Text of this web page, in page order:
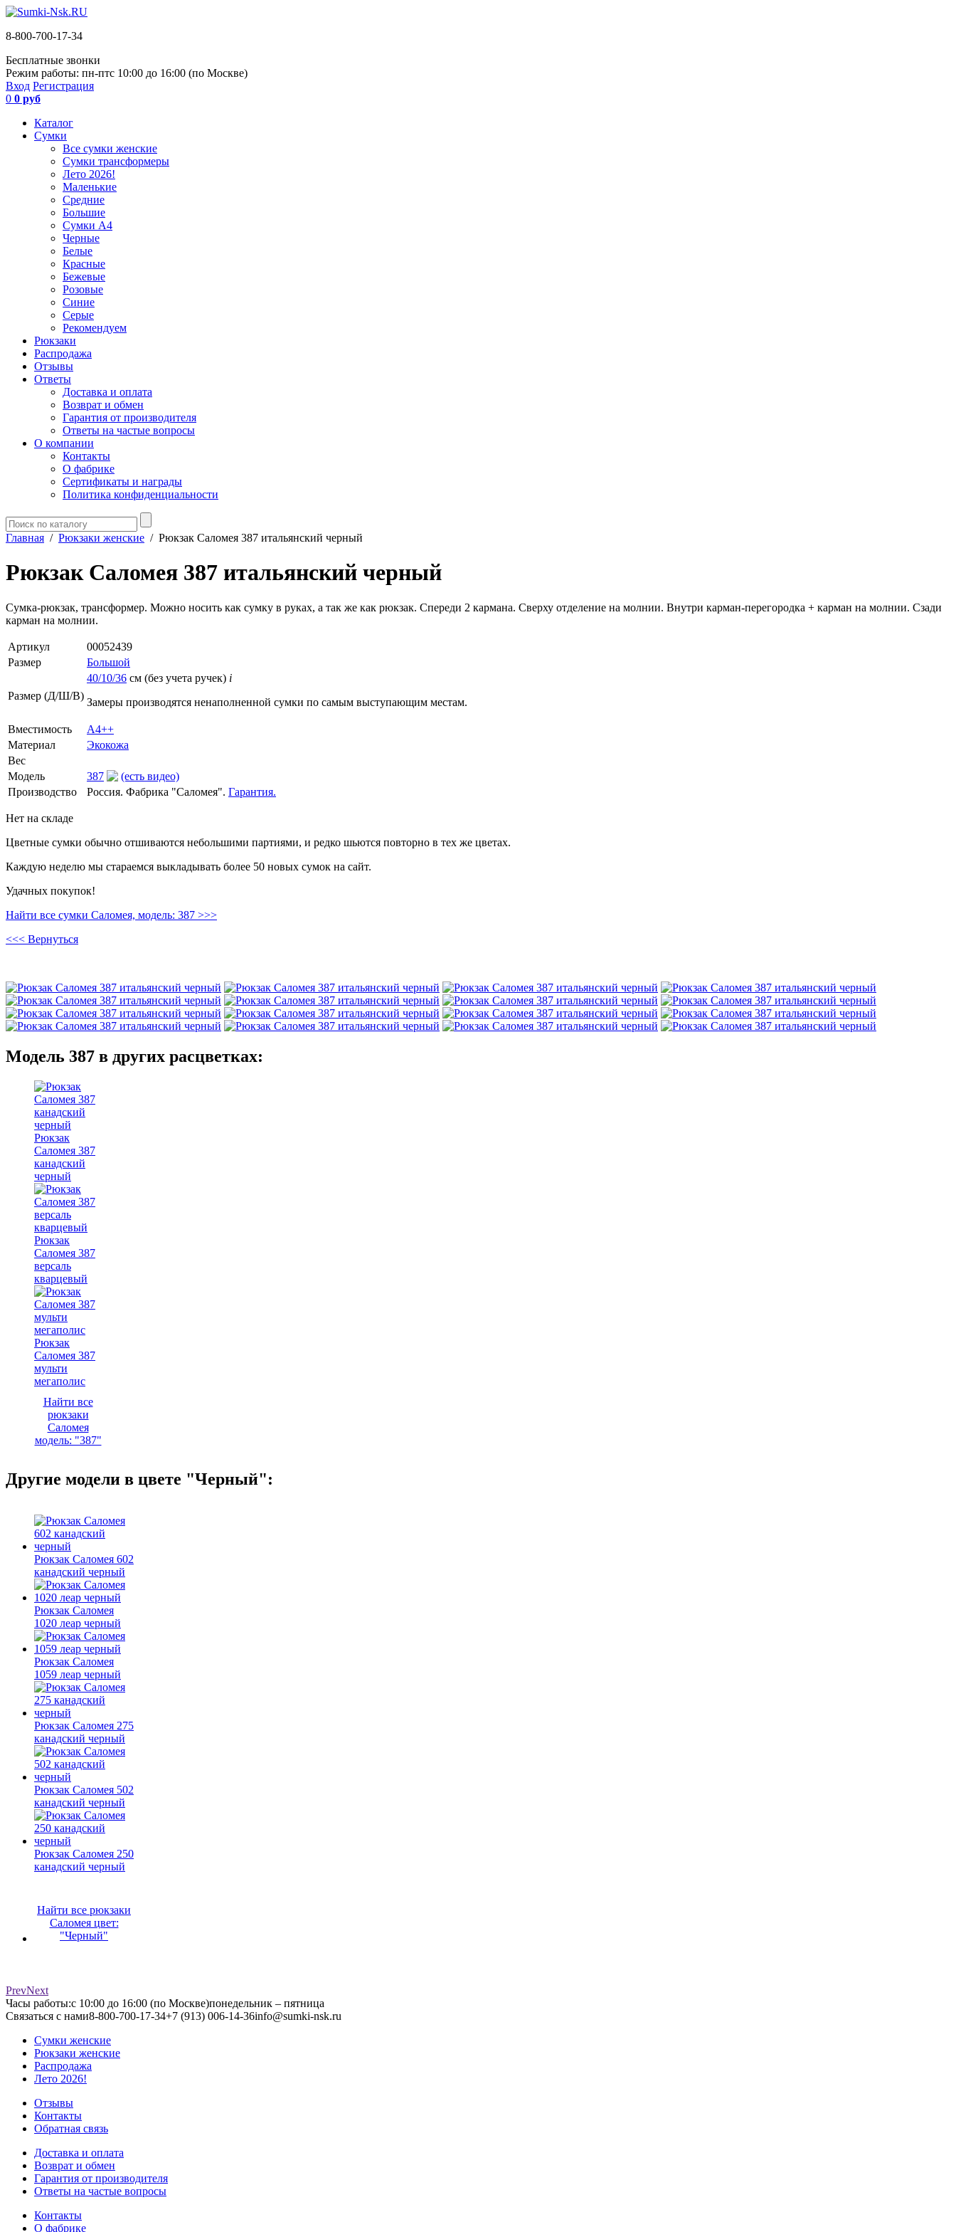
8-800-700-17-34
Бесплатные звонки
Режим работы: пн-птс 10:00 до 16:00 (по Москве)
Вход Регистрация
0 0 руб
Каталог
Сумки
Все сумки женские
Сумки трансформеры
Лето 2026!
Маленькие
Средние
Большие
Сумки А4
Черные
Белые
Красные
Бежевые
Розовые
Синие
Серые
Рекомендуем
Рюкзаки
Распродажа
Отзывы
Ответы
Доставка и оплата
Возврат и обмен
Гарантия от производителя
Ответы на частые вопросы
О компании
Контакты
О фабрике
Сертификаты и награды
Политика конфиденциальности
Главная / Рюкзаки женские / Рюкзак Саломея 387 итальянский черный
Рюкзак Саломея 387 итальянский черный
Сумка-рюкзак, трансформер. Можно носить как сумку в руках, а так же как рюкзак. Спереди 2 кармана. Сверху отделение на молнии. Внутри карман-перегородка + карман на молнии. Сзади
карман на молнии.
Артикул
00052439
Размер
Большой
Размер (Д/Ш/В)
40/10/36 см (без учета ручек) i
Замеры производятся ненаполненной сумки по самым выступающим местам.
Вместимость
А4++
Материал
Экокожа
Вес
Модель
387
(есть видео)
Производство
Россия. Фабрика "Саломея". Гарантия.
Нет на складе
Цветные сумки обычно отшиваются небольшими партиями, и редко шьются повторно в тех же цветах.
Каждую неделю мы стараемся выкладывать более 50 новых сумок на сайт.
Удачных покупок!
Найти все сумки Саломея, модель: 387 >>>
<<< Вернуться
Модель 387 в других расцветках:
Рюкзак
Саломея 387
канадский
черный
Рюкзак
Саломея 387
версаль
кварцевый
Рюкзак
Саломея 387
мульти
мегаполис
Найти все
рюкзаки
Саломея
модель: "387"
Другие модели в цвете "Черный":
Рюкзак Саломея 602
канадский черный
Рюкзак Саломея
1020 леар черный
Рюкзак Саломея
1059 леар черный
Рюкзак Саломея 275
канадский черный
Рюкзак Саломея 502
канадский черный
Рюкзак Саломея 250
канадский черный
Найти все рюкзаки
Саломея цвет:
"Черный"
PrevNext
Часы работы:с 10:00 до 16:00 (по Москве)понедельник – пятница
Связаться с нами8-800-700-17-34+7 (913) 006-14-36info@sumki-nsk.ru
Сумки женские
Рюкзаки женские
Распродажа
Лето 2026!
Отзывы
Контакты
Обратная связь
Доставка и оплата
Возврат и обмен
Гарантия от производителя
Ответы на частые вопросы
Контакты
О фабрике